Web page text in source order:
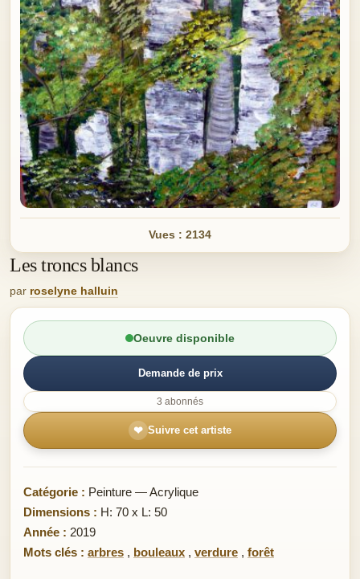
Vues : 2134
Les troncs blancs
par roselyne halluin
Oeuvre disponible
Demande de prix
3 abonnés
❤ Suivre cet artiste
Catégorie : Peinture — Acrylique
Dimensions : H: 70 x L: 50
Année : 2019
Mots clés : arbres , bouleaux , verdure , forêt